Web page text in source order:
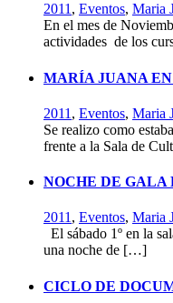
2011 , Eventos, Maria
En el mes de
actividades de los
MARÍA JUANA
2011 , Eventos, Maria
Se realizo como
frente a la Sala de
NOCHE DE GALA
2011 , Eventos, Maria
El sábado 1º en la
una noche de […]
CICLO DE